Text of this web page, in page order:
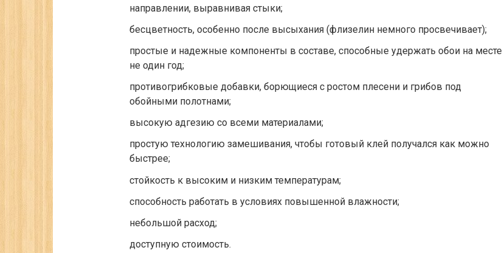
направлении, выравнивая стыки;
бесцветность, особенно после высыхания (флизелин немного просвечивает);
простые и надежные компоненты в составе, способные удержать обои на месте
не один год;
противогрибковые добавки, борющиеся с ростом плесени и грибов под
обойными полотнами;
высокую адгезию со всеми материалами;
простую технологию замешивания, чтобы готовый клей получался как можно
быстрее;
стойкость к высоким и низким температурам;
способность работать в условиях повышенной влажности;
небольшой расход;
доступную стоимость.